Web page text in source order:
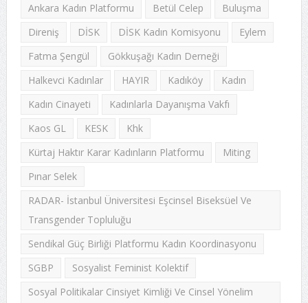
Ankara Kadın Platformu
Betül Celep
Buluşma
Direniş
DİSK DİSK Kadın Komisyonu
Eylem
Fatma Şengül
Gökkuşağı Kadın Derneği
Halkevci Kadınlar
HAYIR Kadıköy
Kadın
Kadın Cinayeti
Kadınlarla Dayanışma Vakfı
Kaos GL
KESK
Khk
Kürtaj Haktır Karar Kadınların Platformu
Miting
Pınar Selek
RADAR- İstanbul Üniversitesi Eşcinsel Biseksüel Ve
Transgender Topluluğu
Sendikal Güç Birliği Platformu Kadın Koordinasyonu
SGBP
Sosyalist Feminist Kolektif
Sosyal Politikalar Cinsiyet Kimliği Ve Cinsel Yönelim